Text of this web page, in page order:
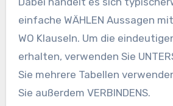
einfache WÄHLEN Aussagen
WO Klauseln. Um die
erhalten, verwenden Sie
Sie mehrere Tabellen
Sie außerdem VERBINDENS.